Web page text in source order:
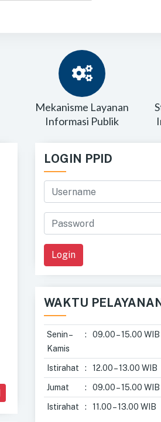
Mekanisme Layanan
Informasi Publik
LOGIN PPID
Login
WAKTU
Senin –
Kamis
: 09.00 – 15.00 WIB
Istirahat : 12.00 – 13.00 WIB
Jumat : 09.00 – 15.00 WIB
Istirahat : 11.00 – 13.00 WIB